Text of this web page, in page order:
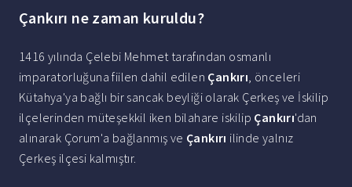
Çankırı ne zaman kuruldu?
1416 yılında Çelebi Mehmet tarafından osmanlı
imparatorluğuna fiilen dahil edilen Çankırı, önceleri
Kütahya'ya bağlı bir sancak beyliği olarak Çerkeş ve İskilip
ilçelerinden müteşekkil iken bilahare iskilip Çankırı'dan
alınarak Çorum'a bağlanmış ve Çankırı ilinde yalnız
Çerkeş ilçesi kalmıştır.